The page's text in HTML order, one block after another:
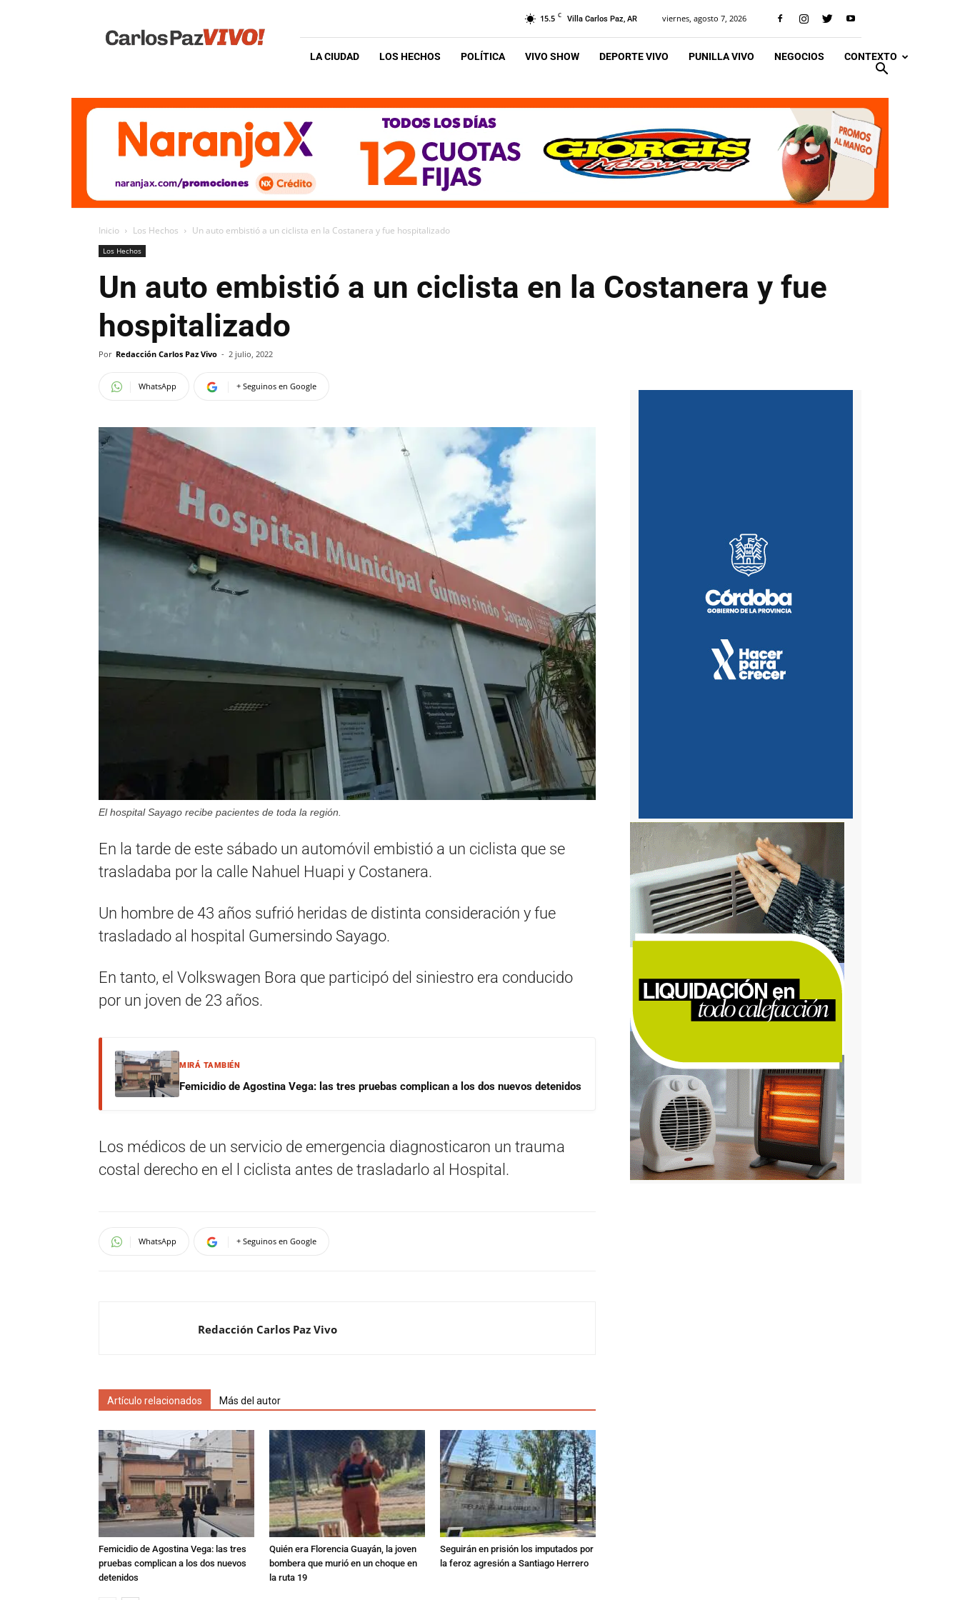
Vivo
15.5 C Villa Carlos Paz, AR viernes, agosto 7, 2026
LA CIUDAD LOS HECHOS POLÍTICA VIVO SHOW DEPORTE VIVO PUNILLA VIVO NEGOCIOS CONTEXTO
Inicio Los Hechos Un auto embistió a un ciclista en la Costanera y fue hospitalizado
Los Hechos
Un auto embistió a un ciclista en la Costanera y fue
hospitalizado
Por Redacción Carlos Paz Vivo - 2 julio, 2022
WhatsApp + Seguinos en Google
El hospital Sayago recibe pacientes de toda la región.
En la tarde de este sábado un automóvil embistió a un ciclista que se
trasladaba por la calle Nahuel Huapi y Costanera.
Un hombre de 43 años sufrió heridas de distinta consideración y fue
trasladado al hospital Gumersindo Sayago.
En tanto, el Volkswagen Bora que participó del siniestro era conducido
por un joven de 23 años.
MIRÁ TAMBIÉN
Femicidio de Agostina Vega: las tres pruebas complican a los dos nuevos detenidos
Los médicos de un servicio de emergencia diagnosticaron un trauma
costal derecho en el l ciclista antes de trasladarlo al Hospital.
WhatsApp + Seguinos en Google
Redacción Carlos Paz Vivo
Artículo relacionados Más del autor
Femicidio de Agostina Vega: las tres
pruebas complican a los dos nuevos
detenidos
Quién era Florencia Guayán, la joven
bombera que murió en un choque en
la ruta 19
Seguirán en prisión los imputados por
la feroz agresión a Santiago Herrero